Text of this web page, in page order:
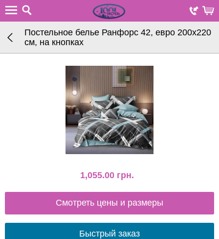
Постельное белье Ранфорс 42, евро 200х220
см, на кнопках
1,055.00 грн.
Смотреть цены и размеры
Быстрый заказ